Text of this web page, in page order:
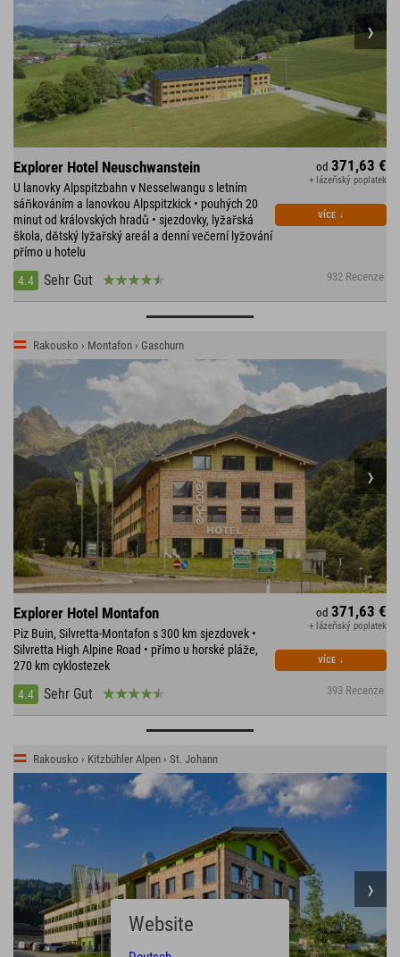
Explorer Hotel Neuschwanstein
U lanovky Alpspitzbahn v Nesselwangu s letním
sáňkováním a lanovkou Alpspitzkick • pouhých 20
minut od královských hradů • sjezdovky, lyžařská
škola, dětský lyžařský areál a denní večerní lyžování
přímo u hotelu
4.4
Sehr Gut 932 Recenze
od 371,63 €
+ lázeňský poplatek
VÍCE ↓
Rakousko › Montafon › Gaschurn
Explorer Hotel Montafon
Piz Buin, Silvretta-Montafon s 300 km sjezdovek •
Silvretta High Alpine Road • přímo u horské pláže,
270 km cyklostezek
4.4
Sehr Gut 393 Recenze
od 371,63 €
+ lázeňský poplatek
VÍCE ↓
Rakousko › Kitzbühler Alpen › St. Johann
Website